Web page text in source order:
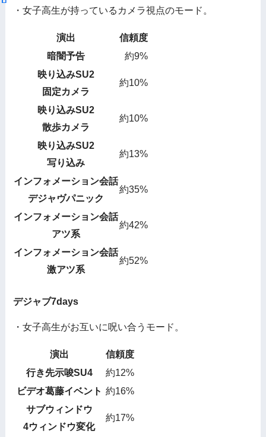
・女子高生が持っているカメラ視点のモード。
演出
信頼度
暗闇予告
約9%
映り込みSU2
固定カメラ
約10%
映り込みSU2
散歩カメラ
約10%
映り込みSU2
写り込み
約13%
インフォメーション会話
デジャヴパニック
約35%
インフォメーション会話
アツ系
約42%
インフォメーション会話
激アツ系
約52%
デジャブ7days
・女子高生がお互いに呪い合うモード。
演出
信頼度
行き先示唆SU4
約12%
ビデオ葛藤イベント 約16%
サブウィンドウ
4ウィンドウ変化
約17%